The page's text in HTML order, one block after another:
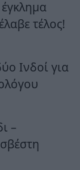
τέλος!
Ινδοί για
–